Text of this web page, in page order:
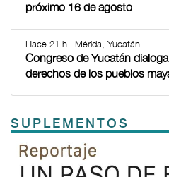
próximo 16 de agosto
Hace 21 h | Mérida, Yucatán
Congreso de Yucatán
derechos de los pueblos
SUPLEMENTOS